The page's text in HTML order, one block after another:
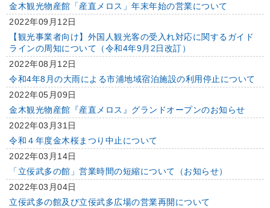
金木観光物産館「産直メロス」年末年始の営業について
2022年09月12日
【観光事業者向け】外国人観光客の受入れ対応に関するガイド
ラインの周知について（令和4年9月2日改訂）
2022年08月12日
令和4年8月の大雨による市浦地域宿泊施設の利用停止について
2022年05月09日
金木観光物産館『産直メロス』グランドオープンのお知らせ
2022年03月31日
令和４年度金木桜まつり中止について
2022年03月14日
「立佞武多の館」営業時間の短縮について（お知らせ）
2022年03月04日
立佞武多の館及び立佞武多広場の営業再開について